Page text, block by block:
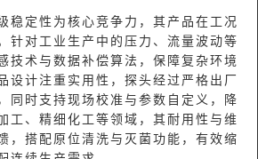
稳定性为核心竞争力，其产品在工况
针对工业生产中的压力、流量波动等
技术与数据补偿算法，保障复杂环境
设计注重实用性，探头经过严格出厂
同时支持现场校准与参数自定义，降
工、精细化工等领域，其耐用性与维
，搭配原位清洗与灭菌功能，有效缩